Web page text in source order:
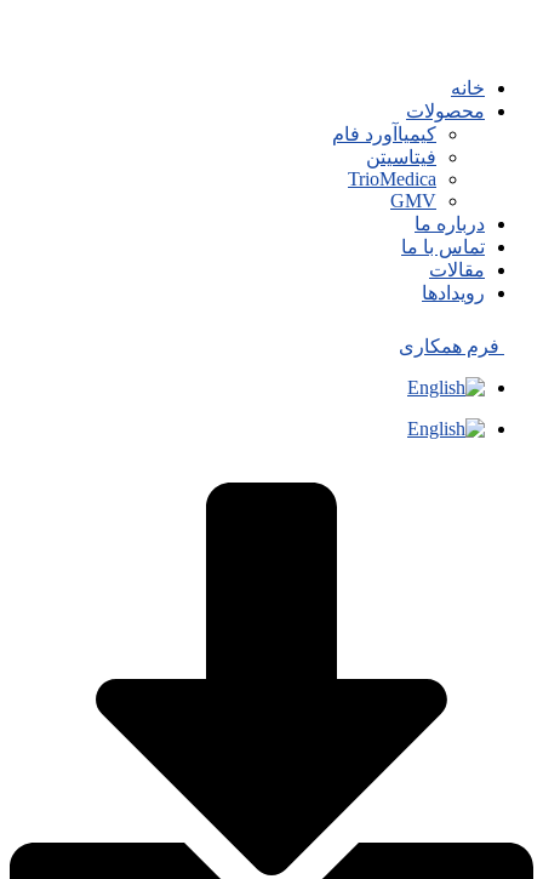
خانه
محصولات
کیمیاآورد فام
فیتاسیتن
TrioMedica
GMV
درباره ما
تماس با ما
مقالات
رویدادها
فرم همکاری